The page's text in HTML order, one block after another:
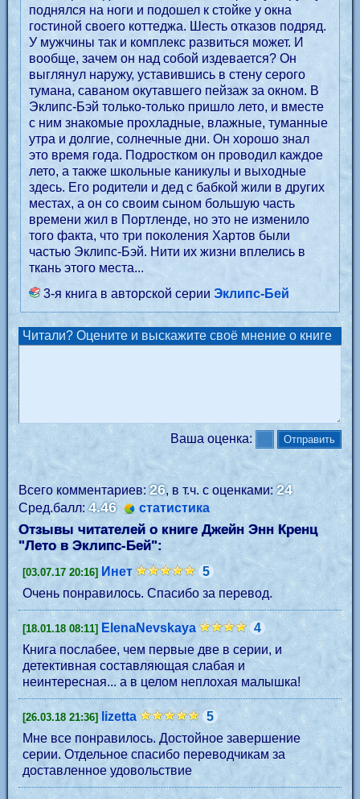
поднялся на ноги и подошел к стойке у окна
гостиной своего коттеджа. Шесть отказов подряд.
У мужчины так и комплекс развиться может. И
вообще, зачем он над собой издевается? Он
выглянул наружу, уставившись в стену серого
тумана, саваном окутавшего пейзаж за окном. В
Эклипс-Бэй только-только пришло лето, и вместе
с ним знакомые прохладные, влажные, туманные
утра и долгие, солнечные дни. Он хорошо знал
это время года. Подростком он проводил каждое
лето, а также школьные каникулы и выходные
здесь. Его родители и дед с бабкой жили в других
местах, а он со своим сыном большую часть
времени жил в Портленде, но это не изменило
того факта, что три поколения Хартов были
частью Эклипс-Бэй. Нити их жизни вплелись в
ткань этого места...
3-я книга в авторской серии Эклипс-Бей
Читали? Оцените и выскажите своё мнение о книге
Ваша оценка:
Всего комментариев: 26, в т.ч. с оценками:24
Сред.балл:4.46 статистика
Отзывы читателей о книге Джейн Энн Кренц
"Лето в Эклипс-Бей":
[03.07.17 20:16] Инет
5
Очень понравилось. Спасибо за перевод.
[18.01.18 08:11] ElenaNevskaya
4
Книга послабее, чем первые две в серии, и
детективная составляющая слабая и
неинтересная... а в целом неплохая малышка!
[26.03.18 21:36] lizetta
5
Мне все понравилось. Достойное завершение
серии. Отдельное спасибо переводчикам за
доставленное удовольствие